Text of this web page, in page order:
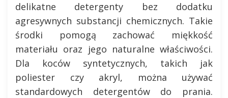
delikatne detergenty bez dodatku
agresywnych substancji chemicznych. Takie
środki pomogą zachować miękkość
materiału oraz jego naturalne właściwości.
Dla koców syntetycznych, takich jak
poliester czy akryl, można używać
standardowych detergentów do prania.